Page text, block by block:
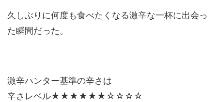
久しぶりに何度も食べたくなる激辛な一杯に出会っ
た瞬間だった。
激辛ハンター基準の辛さは
辛さレベル★★★★★★☆☆☆☆